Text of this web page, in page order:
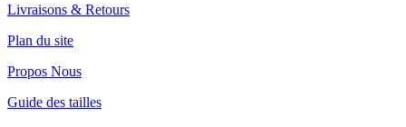
Livraisons & Retours
Plan du site
Propos Nous
Guide des tailles